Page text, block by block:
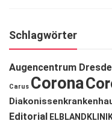
Schlagwörter
Augencentrum
Carus Corona
Editorial